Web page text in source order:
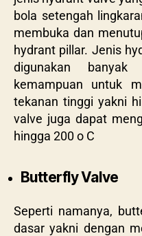
bola setengah
membuka dan
hydrant pillar. Jenis
digunakan
kemampuan untuk
tekanan tinggi yakni
valve juga dapat
hingga 200 o C
Butterfly Valve
Seperti namanya,
dasar yakni dengan